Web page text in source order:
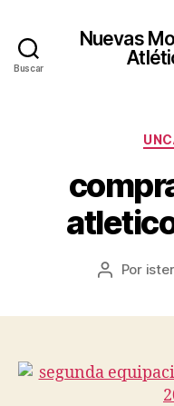
Buscar
Nuevas
Autor
Por